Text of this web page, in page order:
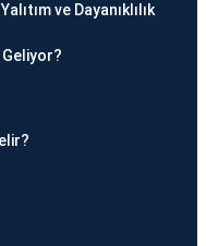
ve Dayanıklılık
Geliyor?